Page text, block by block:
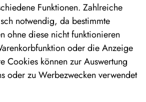
Funktionen. Zahlreiche
notwendig, da bestimmte
ohne diese nicht funktionieren
oder die Anzeige
Cookies können zur Auswertung
oder zu Werbezwecken verwendet